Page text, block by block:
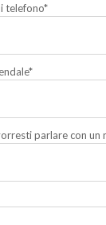
telefono*
*
parlare con un